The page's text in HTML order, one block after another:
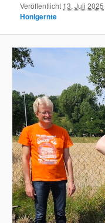
Veröffentlicht 13. Juli 2025
Honigernte